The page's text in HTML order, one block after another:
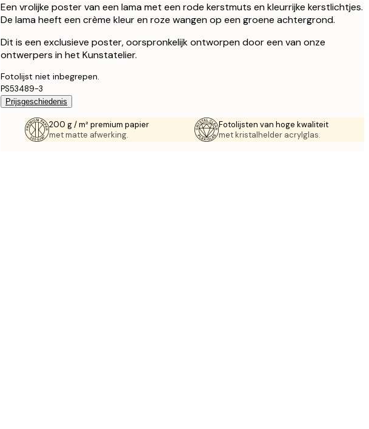
Een vrolijke poster van een lama met een rode kerstmuts en kleurrijke kerstlichtjes.
De lama heeft een crème kleur en roze wangen op een groene achtergrond.
Dit is een exclusieve poster, oorspronkelijk ontworpen door een van onze
ontwerpers in het Kunstatelier.
Fotolijst niet inbegrepen.
PS53489-3
Prijsgeschiedenis
200 g / m² premium papier
met matte afwerking.
Fotolijsten van hoge kwaliteit
met kristalhelder acrylglas.